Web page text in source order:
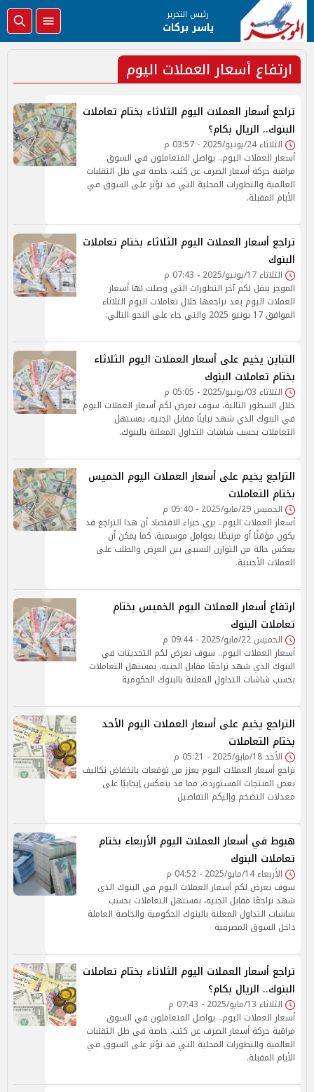
رئيس التحرير
ياسر بركات
ارتفاع أسعار العملات اليوم
تراجع أسعار العملات اليوم الثلاثاء بختام تعاملات
البنوك.. الريال بكام؟
الثلاثاء 24/يونيو/2025 - 03:57 م
أسعار العملات اليوم.. يواصل المتعاملون في السوق
مراقبة حركة أسعار الصرف عن كثب، خاصة في ظل التقلبات
العالمية والتطورات المحلية التي قد تؤثر على السوق في
الأيام المقبلة.
تراجع أسعار العملات اليوم الثلاثاء بختام تعاملات
البنوك
الثلاثاء 17/يونيو/2025 - 07:43 م
الموجز ينقل لكم آخر التطورات التي وصلت لها أسعار
العملات اليوم بعد تراجعها خلال تعاملات اليوم الثلاثاء
الموافق 17 يونيو 2025 والتي جاء على النحو التالي:
التباين يخيم على أسعار العملات اليوم الثلاثاء
بختام تعاملات البنوك
الثلاثاء 03/يونيو/2025 - 05:05 م
خلال السطور التالية، سوف نعرض لكم أسعار العملات اليوم
في البنوك الذي شهد تباينًا مقابل الجنيه، بمستهل
التعاملات بحسب شاشات التداول المعلنة بالبنوك.
التراجع يخيم على أسعار العملات اليوم الخميس
بختام التعاملات
الخميس 29/مايو/2025 - 05:40 م
أسعار العملات اليوم.. يرى خبراء الاقتصاد أن هذا التراجع قد
يكون مؤقتًا أو مرتبطًا بعوامل موسمية، كما يمكن أن
يعكس حالة من التوازن النسبي بين العرض والطلب على
العملات الأجنبية.
ارتفاع أسعار العملات اليوم الخميس بختام
تعاملات البنوك
الخميس 22/مايو/2025 - 09:44 م
أسعار العملات اليوم.. سوف نعرض لكم التحديثات في
البنوك الذي شهد تراجعًا مقابل الجنيه، بمستهل التعاملات
بحسب شاشات التداول المعلنة بالبنوك الحكومية
التراجع يخيم على أسعار العملات اليوم الأحد
بختام التعاملات
الأحد 18/مايو/2025 - 05:21 م
تراجع أسعار العملات اليوم يعزز من توقعات بانخفاض تكاليف
بعض المنتجات المستوردة، مما قد ينعكس إيجابيًا على
معدلات التضخم وإليكم التفاصيل
هبوط في أسعار العملات اليوم الأربعاء بختام
تعاملات البنوك
الأربعاء 14/مايو/2025 - 04:52 م
سوف نعرض لكم أسعار العملات اليوم في البنوك الذي
شهد تراجعًا مقابل الجنيه، بمستهل التعاملات بحسب
شاشات التداول المعلنة بالبنوك الحكومية والخاصة العاملة
داخل السوق المصرفية
تراجع أسعار العملات اليوم الثلاثاء بختام تعاملات
البنوك.. الريال بكام؟
الثلاثاء 13/مايو/2025 - 07:43 م
أسعار العملات اليوم.. يواصل المتعاملون في السوق
مراقبة حركة أسعار الصرف عن كثب، خاصة في ظل التقلبات
العالمية والتطورات المحلية التي قد تؤثر على السوق في
الأيام المقبلة.